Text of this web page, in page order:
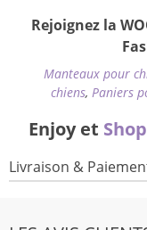
Rejoignez la
Manteaux pour
chiens, Paniers
Enjoy et
Livraison &